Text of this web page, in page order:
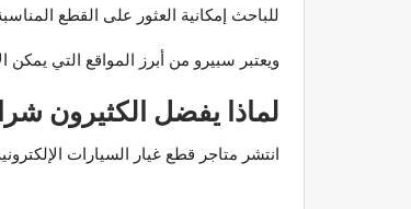
للباحث إمكانية العثور على القطع
ويعتبر سبيرو من أبرز المواقع التي
لماذا يفضل الكثيرون
انتشر متاجر قطع غيار السيارات